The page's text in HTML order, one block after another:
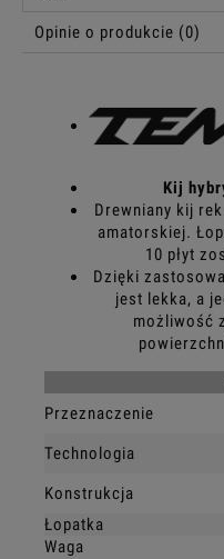
Opinie o produkcie (0)
Kij
Drewniany kij
amatorskiej.
10 płyt
Dzięki
jest lekka, a
możliwość
Przeznaczenie
Technologia
Konstrukcja
Łopatka
Waga